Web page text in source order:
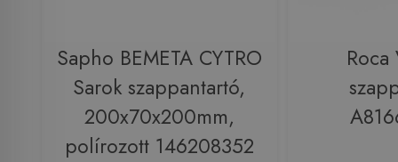
Sapho BEMETA CYTRO
Sarok szappantartó,
200x70x200mm,
polírozott 146208352